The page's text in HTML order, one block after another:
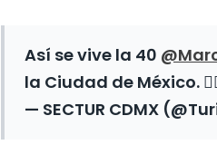
Así se vive la 40
la Ciudad de México.
— SECTUR CDMX